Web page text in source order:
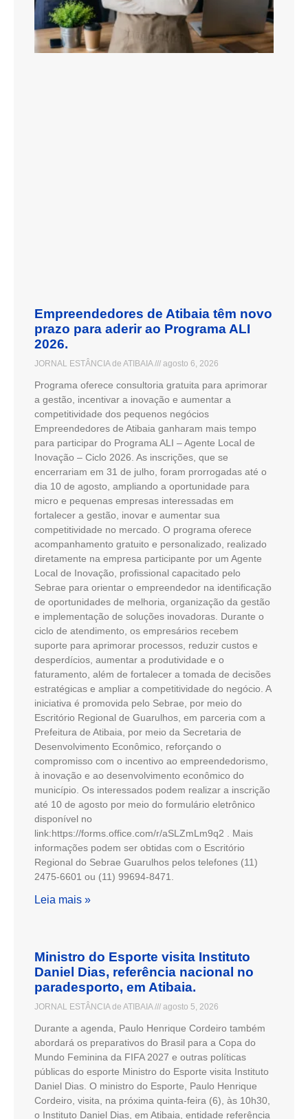
Empreendedores de Atibaia têm novo
prazo para aderir ao Programa ALI
2026.
JORNAL ESTÂNCIA de ATIBAIA agosto 6, 2026
Programa oferece consultoria gratuita para aprimorar
a gestão, incentivar a inovação e aumentar a
competitividade dos pequenos negócios
Empreendedores de Atibaia ganharam mais tempo
para participar do Programa ALI – Agente Local de
Inovação – Ciclo 2026. As inscrições, que se
encerrariam em 31 de julho, foram prorrogadas até o
dia 10 de agosto, ampliando a oportunidade para
micro e pequenas empresas interessadas em
fortalecer a gestão, inovar e aumentar sua
competitividade no mercado. O programa oferece
acompanhamento gratuito e personalizado, realizado
diretamente na empresa participante por um Agente
Local de Inovação, profissional capacitado pelo
Sebrae para orientar o empreendedor na identificação
de oportunidades de melhoria, organização da gestão
e implementação de soluções inovadoras. Durante o
ciclo de atendimento, os empresários recebem
suporte para aprimorar processos, reduzir custos e
desperdícios, aumentar a produtividade e o
faturamento, além de fortalecer a tomada de decisões
estratégicas e ampliar a competitividade do negócio. A
iniciativa é promovida pelo Sebrae, por meio do
Escritório Regional de Guarulhos, em parceria com a
Prefeitura de Atibaia, por meio da Secretaria de
Desenvolvimento Econômico, reforçando o
compromisso com o incentivo ao empreendedorismo,
à inovação e ao desenvolvimento econômico do
município. Os interessados podem realizar a inscrição
até 10 de agosto por meio do formulário eletrônico
disponível no
link:https://forms.office.com/r/aSLZmLm9q2 . Mais
informações podem ser obtidas com o Escritório
Regional do Sebrae Guarulhos pelos telefones (11)
2475-6601 ou (11) 99694-8471.
Leia mais »
Ministro do Esporte visita Instituto
Daniel Dias, referência nacional no
paradesporto, em Atibaia.
JORNAL ESTÂNCIA de ATIBAIA agosto 5, 2026
Durante a agenda, Paulo Henrique Cordeiro também
abordará os preparativos do Brasil para a Copa do
Mundo Feminina da FIFA 2027 e outras políticas
públicas do esporte Ministro do Esporte visita Instituto
Daniel Dias. O ministro do Esporte, Paulo Henrique
Cordeiro, visita, na próxima quinta-feira (6), às 10h30,
o Instituto Daniel Dias, em Atibaia, entidade referência